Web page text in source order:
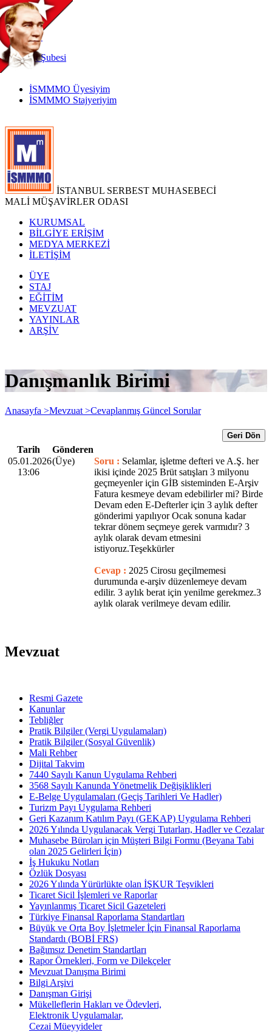
TR
|
EN
İnternetŞubesi
İSMMMO Üyesiyim
İSMMMO Stajyeriyim
İSTANBUL SERBEST MUHASEBECİ
MALİ MÜŞAVİRLER ODASI
KURUMSAL
BİLGİYE ERİŞİM
MEDYA MERKEZİ
İLETİŞİM
ÜYE
STAJ
EĞİTİM
MEVZUAT
YAYINLAR
ARŞİV
Danışmanlık Birimi
Anasayfa >Mevzuat >Cevaplanmış Güncel Sorular
Geri Dön
Tarih
Gönderen
05.01.2026
13:06
(Üye) Soru : Selamlar, işletme defteri ve A.Ş. her
ikisi içinde 2025 Brüt satışları 3 milyonu
geçmeyenler için GİB sisteminden E-Arşiv
Fatura kesmeye devam edebilirler mi? Birde
Devam eden E-Defterler için 3 aylık defter
gönderimi yapılıyor Ocak sonuna kadar
tekrar dönem seçmeye gerek varmıdır? 3
aylık olarak devam etmesini
istiyoruz.Teşekkürler
Cevap : 2025 Cirosu geçilmemesi
durumunda e-arşiv düzenlemeye devam
edilir. 3 aylık berat için yenilme gerekmez.3
aylık olarak verilmeye devam edilir.
Mevzuat
Resmi Gazete
Kanunlar
Tebliğler
Pratik Bilgiler (Vergi Uygulamaları)
Pratik Bilgiler (Sosyal Güvenlik)
Mali Rehber
Dijital Takvim
7440 Sayılı Kanun Uygulama Rehberi
3568 Sayılı Kanunda Yönetmelik Değişiklikleri
E-Belge Uygulamaları (Geçiş Tarihleri Ve Hadler)
Turizm Payı Uygulama Rehberi
Geri Kazanım Katılım Payı (GEKAP) Uygulama Rehberi
2026 Yılında Uygulanacak Vergi Tutarları, Hadler ve Cezalar
Muhasebe Büroları için Müşteri Bilgi Formu (Beyana Tabi
olan 2025 Gelirleri İçin)
İş Hukuku Notları
Özlük Dosyası
2026 Yılında Yürürlükte olan İŞKUR Teşvikleri
Ticaret Sicil İşlemleri ve Raporlar
Yayınlanmış Ticaret Sicil Gazeteleri
Türkiye Finansal Raporlama Standartları
Büyük ve Orta Boy İşletmeler İçin Finansal Raporlama
Standardı (BOBİ FRS)
Bağımsız Denetim Standartları
Rapor Örnekleri, Form ve Dilekçeler
Mevzuat Danışma Birimi
Bilgi Arşivi
Danışman Girişi
Mükelleflerin Hakları ve Ödevleri,
Elektronik Uygulamalar,
Cezai Müeyyideler